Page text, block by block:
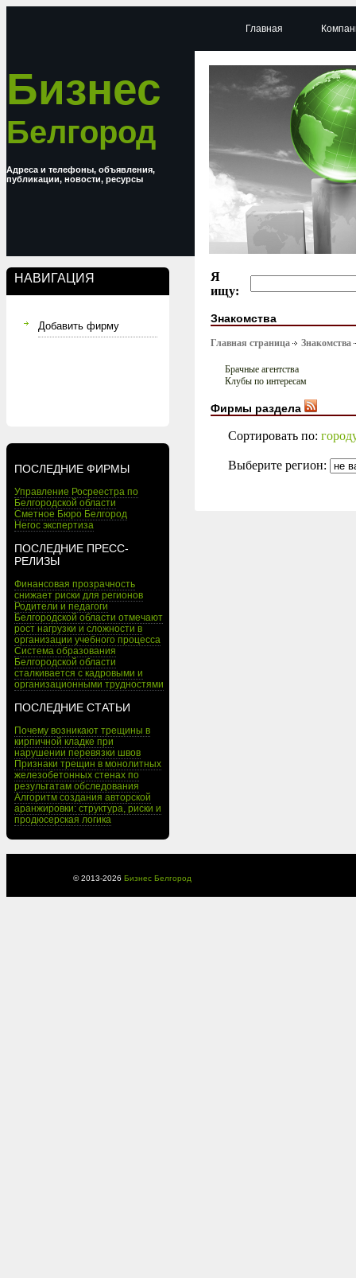
Бизнес
Белгород
Адреса и телефоны, объявления,
публикации, новости, ресурсы
НАВИГАЦИЯ
Добавить фирму
ПОСЛЕДНИЕ ФИРМЫ
Управление Росреестра по
Белгородской области
Сметное Бюро Белгород
Негос экспертиза
ПОСЛЕДНИЕ ПРЕСС-
РЕЛИЗЫ
Финансовая прозрачность
снижает риски для регионов
Родители и педагоги
Белгородской области отмечают
рост нагрузки и сложности в
организации учебного процесса
Система образования
Белгородской области
сталкивается с кадровыми и
организационными трудностями
ПОСЛЕДНИЕ СТАТЬИ
Почему возникают трещины в
кирпичной кладке при
нарушении перевязки швов
Признаки трещин в монолитных
железобетонных стенах по
результатам обследования
Алгоритм создания авторской
аранжировки: структура, риски и
продюсерская логика
Главная
Я
ищу:
Знакомства
Главная страница Знакомства
Брачные агентства
Клубы по интересам
Фирмы раздела
Сортировать по:
Выберите регион:
© 2013-2026 Бизнес Белгород